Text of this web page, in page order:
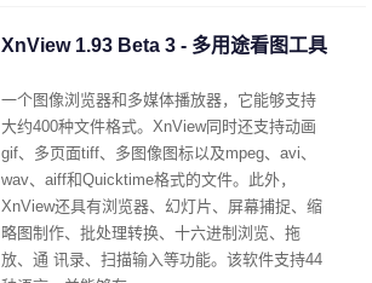
XnView 1.93 Beta 3 - 多用途看图工具
一个图像浏览器和多媒体播放器，它能够支持
大约400种文件格式。XnView同时还支持动画
gif、多页面tiff、多图像图标以及mpeg、avi、
wav、aiff和Quicktime格式的文件。此外，
XnView还具有浏览器、幻灯片、屏幕捕捉、缩
略图制作、批处理转换、十六进制浏览、拖
放、通 讯录、扫描输入等功能。该软件支持44